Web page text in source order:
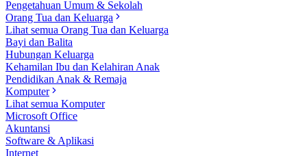
Pengetahuan Umum & Sekolah
Orang Tua dan Keluarga
Lihat semua Orang Tua dan Keluarga
Bayi dan Balita
Hubungan Keluarga
Kehamilan Ibu dan Kelahiran Anak
Pendidikan Anak & Remaja
Komputer
Lihat semua Komputer
Microsoft Office
Akuntansi
Software & Aplikasi
Internet